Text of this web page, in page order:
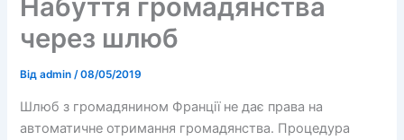
Набуття громадянства
через шлюб
Відadmin/08/05/2019
Шлюб з громадянином Франції не дає права на
автоматичне отримання громадянства. Процедура